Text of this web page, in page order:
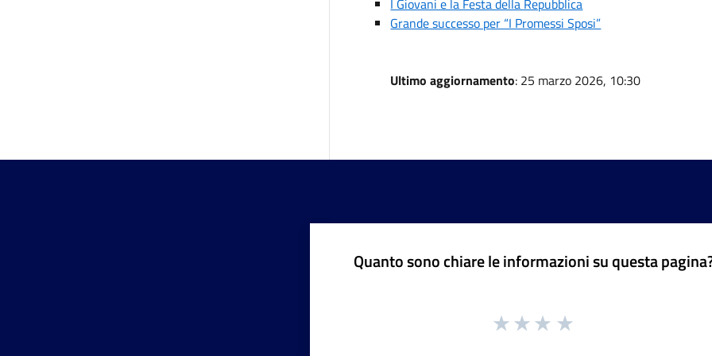
I Giovani e la Festa della Repubblica
Grande successo per “I Promessi Sposi”
Ultimo aggiornamento: 25 marzo 2026, 10:30
Quanto sono chiare le informazioni su questa